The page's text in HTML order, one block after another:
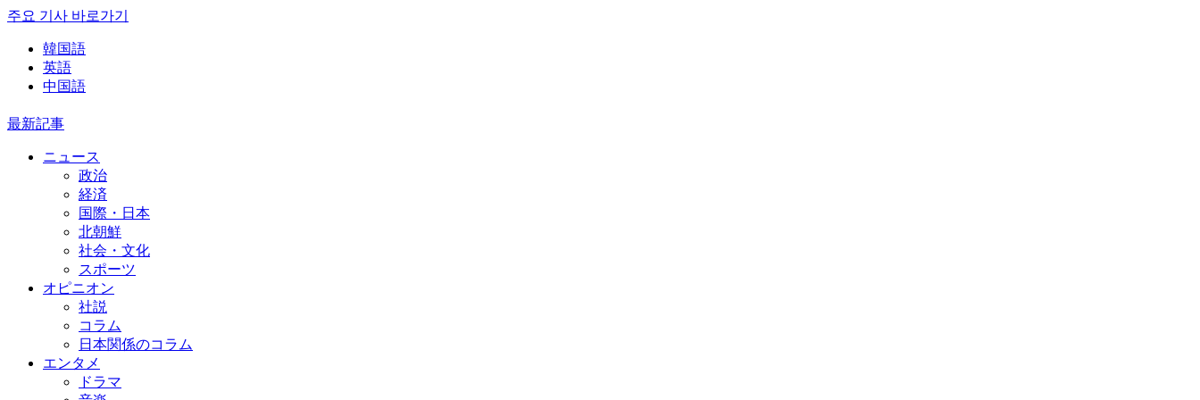
주요 기사 바로가기
韓国語
英語
中国語
最新記事
ニュース
政治
経済
国際・日本
北朝鮮
社会・文化
スポーツ
オピニオン
社説
コラム
日本関係のコラム
エンタメ
ドラマ